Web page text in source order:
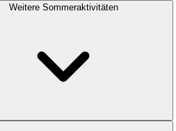
Weitere Sommeraktivitäten